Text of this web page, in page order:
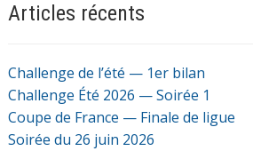
Articles récents
Challenge de l’été — 1er bilan
Challenge Été 2026 — Soirée 1
Coupe de France — Finale de ligue
Soirée du 26 juin 2026